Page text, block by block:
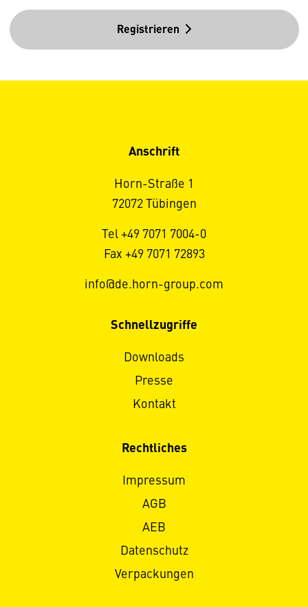
Registrieren
Anschrift
Horn-Straße 1
72072 Tübingen
Tel +49 7071 7004-0
Fax +49 7071 72893
info@de.horn-group.com
Schnellzugriffe
Downloads
Presse
Kontakt
Rechtliches
Impressum
AGB
AEB
Datenschutz
Verpackungen